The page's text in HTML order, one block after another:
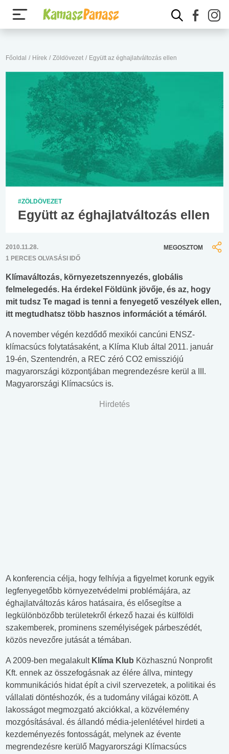
Főoldal / Hírek / Zöldövezet / Együtt az éghajlatváltozás ellen
#ZÖLDÖVEZET
Együtt az éghajlatváltozás ellen
2010.11.28.
1 PERCES OLVASÁSI IDŐ
MEGOSZTOM
Klímaváltozás, környezetszennyezés, globális
felmelegedés. Ha érdekel Földünk jövője, és az, hogy
mit tudsz Te magad is tenni a fenyegető veszélyek ellen,
itt megtudhatsz több hasznos információt a témáról.
A november végén kezdődő mexikói cancúni ENSZ-
klímacsúcs folytatásaként, a Klíma Klub által 2011. január
19-én, Szentendrén, a REC zéró CO2 emissziójú
magyarországi központjában megrendezésre kerül a III.
Magyarországi Klímacsúcs is.
Hirdetés
A konferencia célja, hogy felhívja a figyelmet korunk egyik
legfenyegetőbb környezetvédelmi problémájára, az
éghajlatváltozás káros hatásaira, és elősegítse a
legkülönbözőbb területekről érkező hazai és külföldi
szakemberek, prominens személyiségek párbeszédét,
közös nevezőre jutását a témában.
A 2009-ben megalakult Klíma Klub Közhasznú Nonprofit
Kft. ennek az összefogásnak az élére állva, mintegy
kommunikációs hidat épít a civil szervezetek, a politikai és
vállalati döntéshozók, és a tudomány világai között. A
lakosságot megmozgató akciókkal, a közvélemény
mozgósításával. és állandó média-jelenlétével hirdeti a
kezdeményezés fontosságát, melynek az évente
megrendezésre kerülő Magyarországi Klímacsúcs